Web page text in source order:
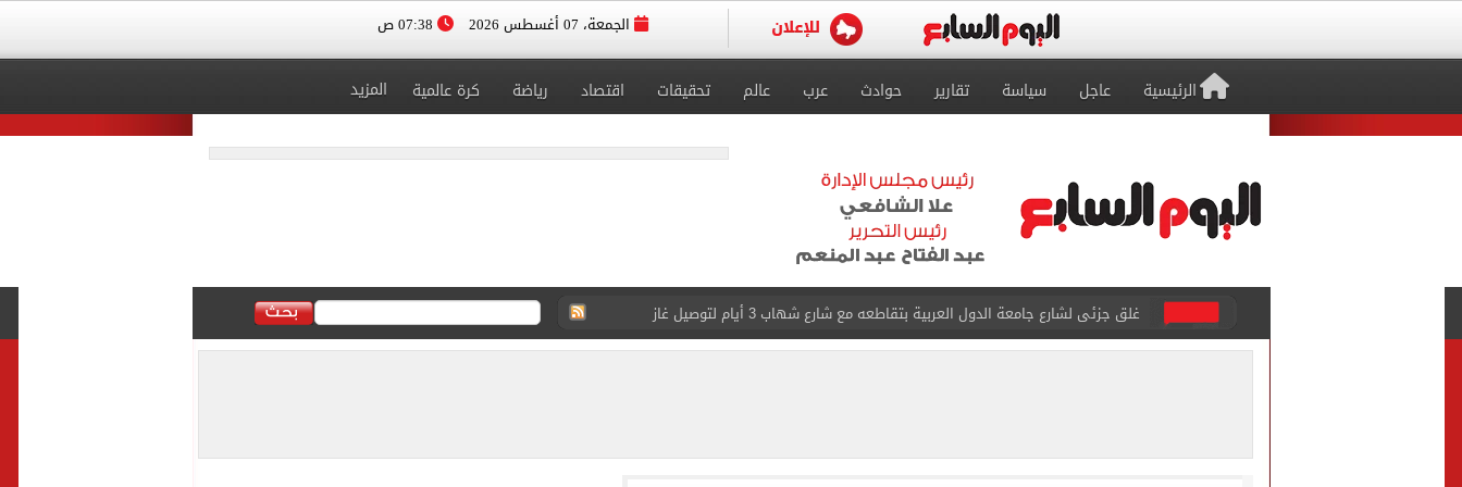
الجمعة، 07 أغسطس 2026
الرئيسية عاجل سياسة تقارير حوادث عرب عالم تحقيقات اقتصاد رياضة كرة عالمية المزيد
عمرو دياب يدخل موسوعة جينيس بعد تصدره قائمة بيلبورد عربية لـ68 أسبوعا
إغلاق طريق مصر أسوان الزراعى الغربى كليا من المنيب للعياط.. اعرف التحويلات
الاستعلامات تفند ادعاءات ذا صن وميرور حول علاج سيدة بريطانية في شرم الشيخ